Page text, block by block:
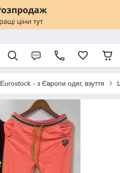
Eurostock - з Європи одяг, взуття